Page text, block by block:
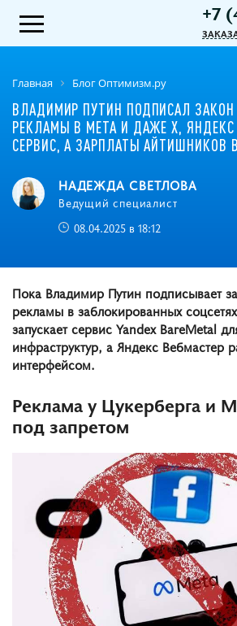
+7
Главная Блог Оптимизм.ру
ВЛАДИМИР ПУТИН ПОДПИСАЛ ЗАКОН
РЕКЛАМЫ В META И ДАЖЕ X,
СЕРВИС, А ЗАРПЛАТЫ АЙТИШНИКОВ
НАДЕЖДА СВЕТЛОВА
Ведущий специалист
08.04.2025 в 18:12
Пока Владимир Путин подписывает
рекламы в заблокированных
запускает сервис Yandex BareMetal
инфраструктур, а Яндекс Вебмастер
интерфейсом.
Реклама у Цукерберга и
под запретом